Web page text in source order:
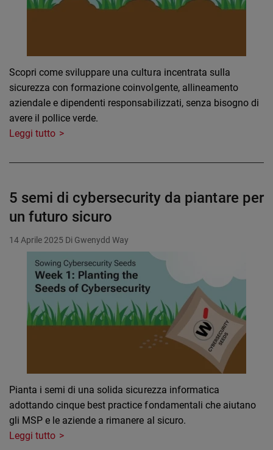
Scopri come sviluppare una cultura incentrata sulla
sicurezza con formazione coinvolgente, allineamento
aziendale e dipendenti responsabilizzati, senza bisogno di
avere il pollice verde.
Leggi tutto
5 semi di cybersecurity da piantare per
un futuro sicuro
14 Aprile 2025 Di Gwenydd Way
Pianta i semi di una solida sicurezza informatica
adottando cinque best practice fondamentali che aiutano
gli MSP e le aziende a rimanere al sicuro.
Leggi tutto